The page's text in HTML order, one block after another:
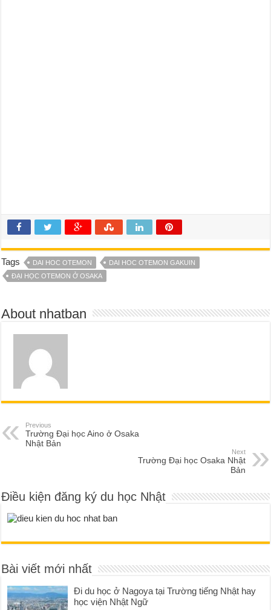
Tags DAI HOC OTEMON
DAI HOC OTEMON GAKUIN
ĐẠI HỌC OTEMON Ở OSAKA
About nhatban
Previous
Trường Đại học Aino ở Osaka
Nhật Bản
Next
Trường Đại học Osaka Nhật
Bản
Điều kiện đăng ký du học Nhật
Bài viết mới nhất
Đi du học ở Nagoya tại Trường tiếng Nhật hay
học viện Nhật Ngữ